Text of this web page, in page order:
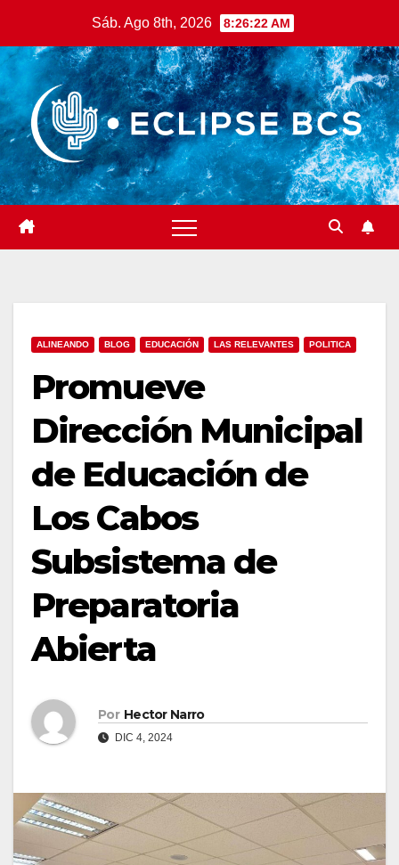
contenido
Sáb. Ago 8th, 2026 8:26:24 AM
ALINEANDO BLOG EDUCACIÓN LAS RELEVANTES POLITICA
Promueve
Dirección Municipal
de Educación de
Los Cabos
Subsistema de
Preparatoria
Abierta
Por Hector Narro
DIC 4, 2024